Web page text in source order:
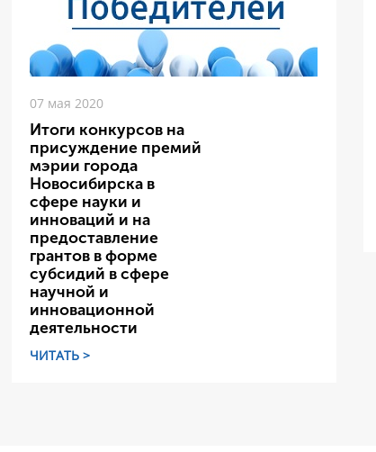
07 мая 2020
Итоги конкурсов на
присуждение премий
мэрии города
Новосибирска в
сфере науки и
инноваций и на
предоставление
грантов в форме
субсидий в сфере
научной и
инновационной
деятельности
ЧИТАТЬ >